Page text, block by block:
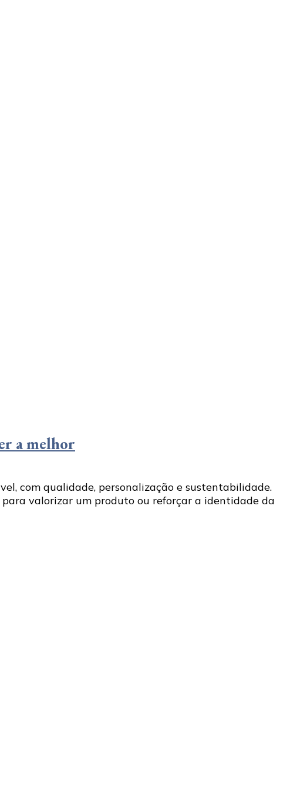
a melhor
com qualidade, personalização e sustentabilidade.
valorizar um produto ou reforçar a identidade da